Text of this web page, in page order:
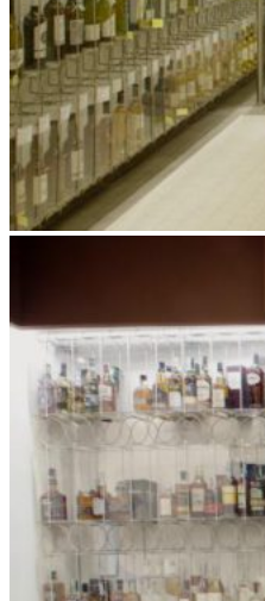
Romagna Sangiovese Superiore Doc
"Poggio al Tiglio"
Coteaux Champenois - Le Caqueyat